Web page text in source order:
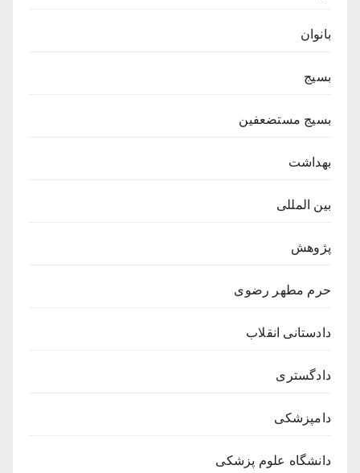
بانوان
بسیج
بسیج مستضعفین
بهداشت
بین المللی
پژوهش
حرم مطهر رضوی
دادستانی انقلاب
دادگستری
دامپزشکی
دانشگاه علوم پزشکی